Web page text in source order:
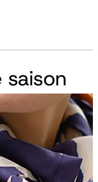
saison